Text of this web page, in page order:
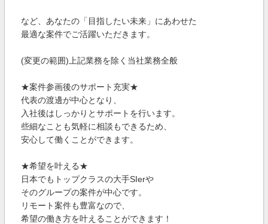
など、あなたの「目指したい未来」にあわせた
最適な案件でご活躍いただきます。
(変更の範囲)上記業務を除く当社業務全般
★案件参画後のサポート充実★
代表の渡邊が中心となり、
入社後はしっかりとサポートを行います。
些細なことも気軽に相談もできるため、
安心して働くことができます。
★希望を叶える★
日本でもトップクラスの大手SIerや
そのグループの案件が中心です。
リモート案件も豊富なので、
希望の働き方を叶えることができます！